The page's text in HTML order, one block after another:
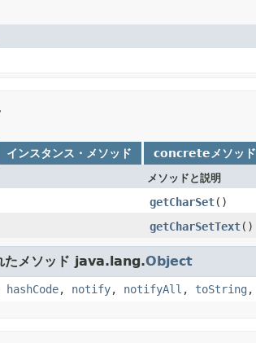
インスタンス・メソッド concreteメソッド
メソッドと説明
getCharSet()
getCharSetText()
たメソッド java.lang.Object
hashCode, notify, notifyAll , toString ,